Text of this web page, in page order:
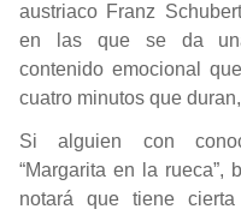
austriaco Franz
en las que se da una
contenido emocional
cuatro minutos que
Si alguien con
“Margarita en la rueca”,
notará que tiene